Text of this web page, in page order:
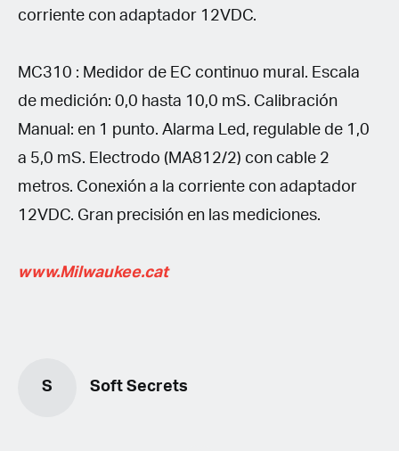
corriente con adaptador 12VDC.
MC310 : Medidor de EC continuo mural. Escala
de medición: 0,0 hasta 10,0 mS. Calibración
Manual: en 1 punto. Alarma Led, regulable de 1,0
a 5,0 mS. Electrodo (MA812/2) con cable 2
metros. Conexión a la corriente con adaptador
12VDC. Gran precisión en las mediciones.
www.Milwaukee.cat
S Soft Secrets